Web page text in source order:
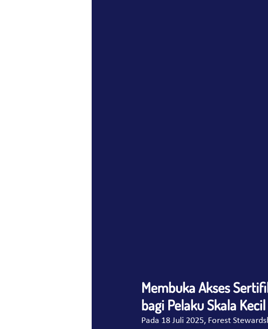
Membuka Akses
bagi Pelaku Skala Kecil
Pada 18 Juli 2025, Forest